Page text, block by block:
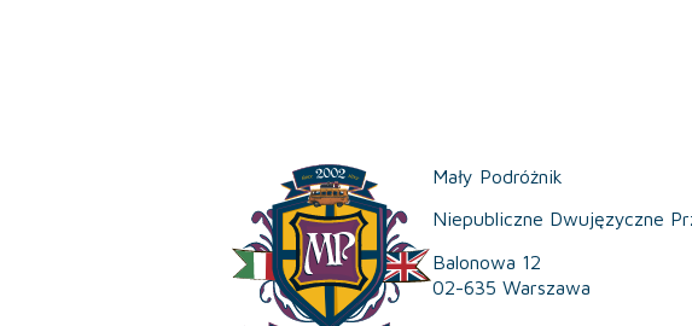
Mały Podróżnik
Niepubliczne Dwujęzyczne
Balonowa 12
02-635 Warszawa